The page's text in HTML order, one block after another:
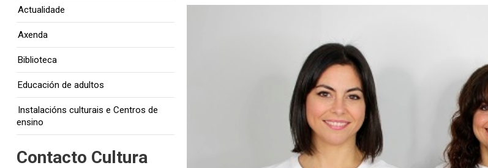
Actualidade
Axenda
Biblioteca
Educación de adultos
Instalacións culturais e Centros de
ensino
Contacto Cultura